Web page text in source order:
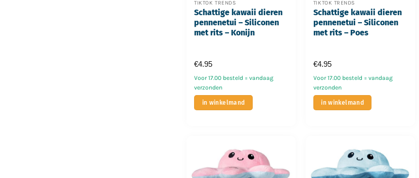
TIKTOK TRENDS
Schattige kawaii dieren
pennenetui – Siliconen
met rits – Konijn
Voor 17.00 besteld = vandaag
verzonden
€4.95
in winkelmand
TIKTOK TRENDS
Schattige kawaii dieren
pennenetui – Siliconen
met rits – Poes
Voor 17.00 besteld = vandaag
verzonden
€4.95
in winkelmand